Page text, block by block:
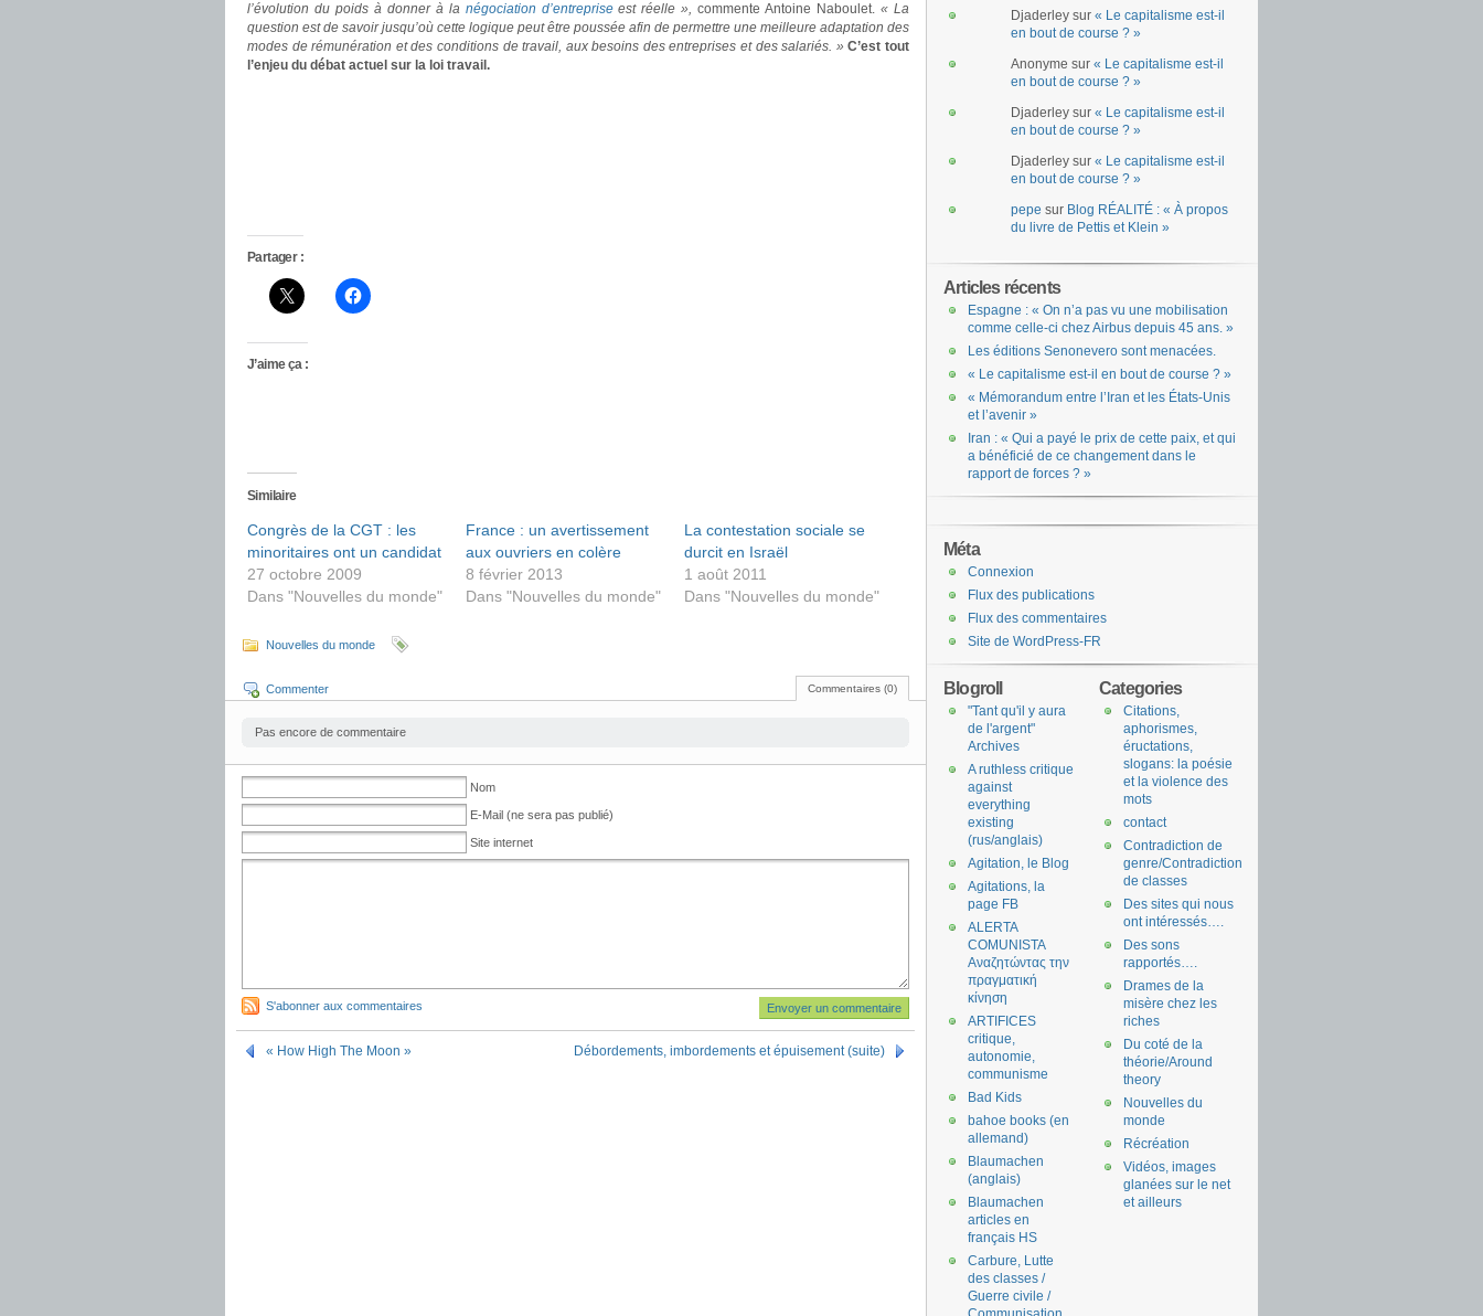
l’évolution du poids à donner à la négociation d’entrepriseest réelle », commente Antoine Naboulet.« La
question est de savoir jusqu’où cette logique peut être poussée afin de permettre une meilleure adaptation des
modes de rémunération et des conditions de travail, aux besoins des entreprises et des salariés. » C’est tout
l’enjeu du débat actuel sur la loi travail.
Partager :
J’aime ça :
Similaire
Congrès de la CGT : les
minoritaires ont un candidat
27 octobre 2009
Dans "Nouvelles du monde"
France : un avertissement
aux ouvriers en colère
8 février 2013
Dans "Nouvelles du monde"
La contestation sociale se
durcit en Israël
1 août 2011
Dans "Nouvelles du monde"
Nouvelles du monde
Commentaires (0)
Commenter
Pas encore de commentaire
Nom
E-Mail (ne sera pas publié)
Site internet
S'abonner aux commentaires
« How High The Moon » Débordements, imbordements et épuisement (suite)
Djaderley sur « Le capitalisme est-il
en bout de course ? »
Anonyme sur « Le capitalisme est-il
en bout de course ? »
Djaderley sur « Le capitalisme est-il
en bout de course ? »
Djaderley sur « Le capitalisme est-il
en bout de course ? »
pepe sur Blog RÉALITÉ : « À propos
du livre de Pettis et Klein »
Articles récents
Espagne : « On n’a pas vu une mobilisation
comme celle-ci chez Airbus depuis 45 ans. »
Les éditions Senonevero sont menacées.
« Le capitalisme est-il en bout de course ? »
« Mémorandum entre l’Iran et les États-Unis
et l’avenir »
Iran : « Qui a payé le prix de cette paix, et qui
a bénéficié de ce changement dans le
rapport de forces ? »
Méta
Connexion
Flux des publications
Flux des commentaires
Site de WordPress-FR
Categories
Citations,
aphorismes,
éructations,
slogans: la poésie
et la violence des
mots
contact
Contradiction de
genre/Contradiction
de classes
Des sites qui nous
ont intéressés….
Des sons
rapportés….
Drames de la
misère chez les
riches
Du coté de la
théorie/Around
theory
Nouvelles du
monde
Récréation
Vidéos, images
glanées sur le net
et ailleurs
Blogroll
"Tant qu'il y aura
de l'argent"
Archives
A ruthless critique
against
everything
existing
(rus/anglais)
Agitation, le Blog
Agitations, la
page FB
ALERTA
COMUNISTA
Αναζητώντας την
πραγματική
κίνηση
ARTIFICES
critique,
autonomie,
communisme
Bad Kids
bahoe books (en
allemand)
Blaumachen
(anglais)
Blaumachen
articles en
français HS
Carbure, Lutte
des classes /
Guerre civile /